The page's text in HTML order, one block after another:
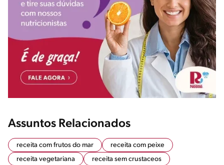
Assuntos Relacionados
receita com frutos do mar
receita com peixe
receita vegetariana
receita sem crustaceos